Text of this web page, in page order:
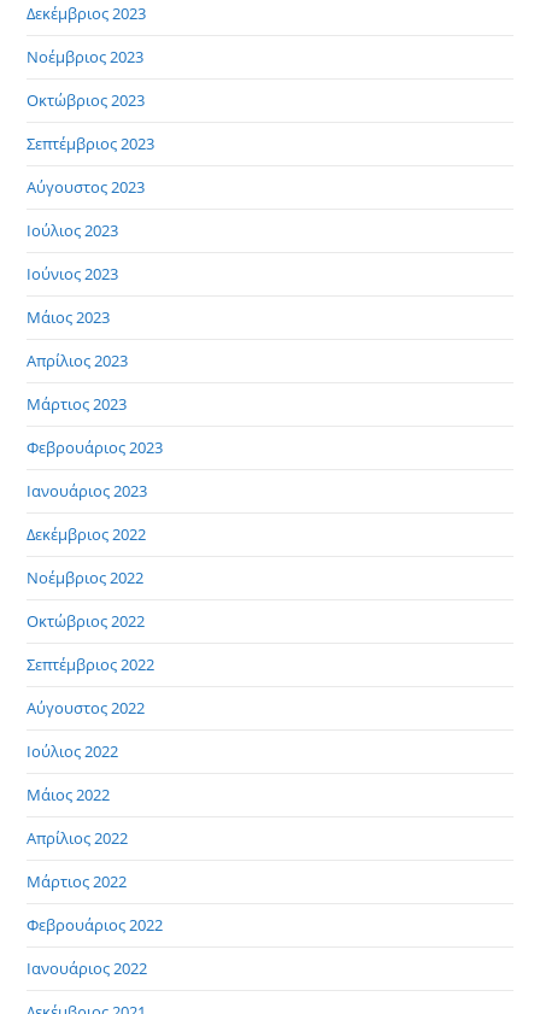
Δεκέμβριος 2023
Νοέμβριος 2023
Οκτώβριος 2023
Σεπτέμβριος 2023
Αύγουστος 2023
Ιούλιος 2023
Ιούνιος 2023
Μάιος 2023
Απρίλιος 2023
Μάρτιος 2023
Φεβρουάριος 2023
Ιανουάριος 2023
Δεκέμβριος 2022
Νοέμβριος 2022
Οκτώβριος 2022
Σεπτέμβριος 2022
Αύγουστος 2022
Ιούλιος 2022
Μάιος 2022
Απρίλιος 2022
Μάρτιος 2022
Φεβρουάριος 2022
Ιανουάριος 2022